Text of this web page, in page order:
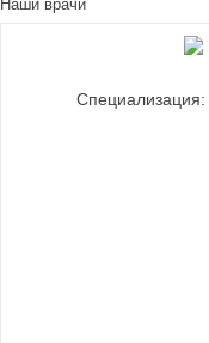
Наши врачи
Специализация: